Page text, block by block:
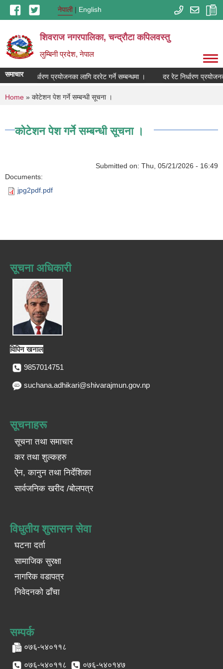
Skip to main contentनेपाली English
शिवराज नगरपालिका, चन्द्राैटा कपिलवस्तु
लुम्बिनी प्रदेश, नेपाल
समाचार
दर रेट निर्धारण प्रयोजनका लागि दररेट गर्ने सम्बन्धमा । दर रेट निर्धारण
You are here
Home » कोटेशन पेश गर्ने सम्बन्धी सूचना ।
कोटेशन पेश गर्ने सम्बन्धी सूचना ।
Submitted on: Thu, 05/21/2026 - 16:49
Documents:
jpg2pdf.pdf
सूचना अधिकारी
विपिन खनाल
9857014751
suchana.adhikari@shivarajmun.gov.np
सूचनाहरू
सूचना तथा समाचार
कर तथा शुल्कहरु
ऐन, कानुन तथा निर्देशिका
सार्वजनिक खरीद /बोलपत्र
विधुतीय शुसासन सेवा
घटना दर्ता
सामाजिक सुरक्षा
नागरिक वडापत्र
निवेदनको ढाँचा
सम्पर्क
०७६-५४०११८
०७६-५४०११८ ०७६-५४०१४७